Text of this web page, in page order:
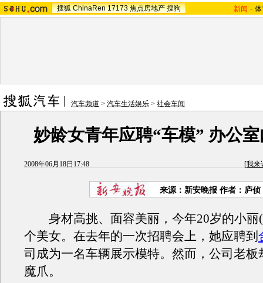
搜狐 ChinaRen 17173 焦点房地产 搜狗 新闻 -
汽车频道 > 汽车生活娱乐 > 社会车闻
妙龄女青年应聘“车模” 办公
2008年06月18日17:48 [我来
来源：新安晚报 作者：庐
身材高挑、面容美丽，今年20岁的小丽
个美女。在去年的一次招聘会上，她应聘到
司成为一名车辆展示模特。然而，公司老板
魔爪。